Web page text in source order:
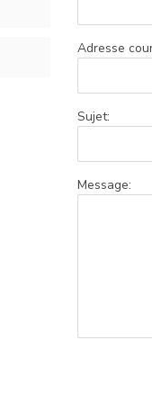
Adresse
Sujet:
Message: